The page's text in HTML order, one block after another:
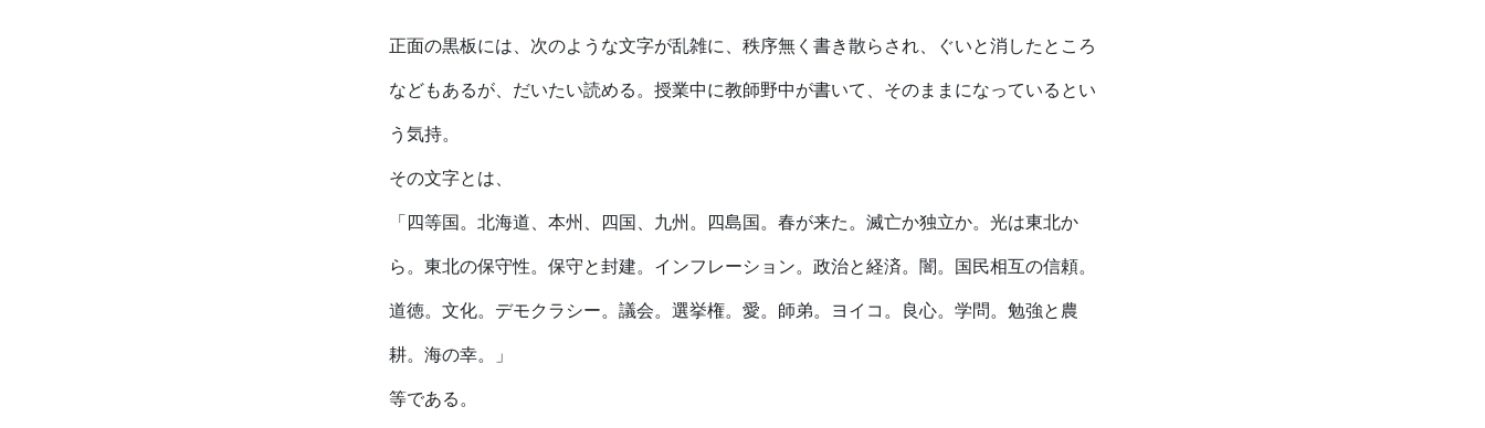
正面の黒板には、次のような文字が乱雑に、秩序無く書き散らされ、ぐいと消したところ
などもあるが、だいたい読める。授業中に教師野中が書いて、そのままになっているとい
う気持。
その文字とは、
「四等国。北海道、本州、四国、九州。四島国。春が来た。滅亡か独立か。光は東北か
ら。東北の保守性。保守と封建。インフレーション。政治と経済。闇。国民相互の信頼。
道徳。文化。デモクラシー。議会。選挙権。愛。師弟。ヨイコ。良心。学問。勉強と農
耕。海の幸。」
等である。